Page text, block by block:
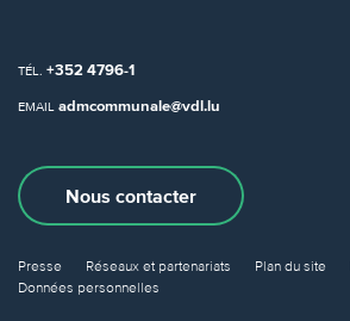
TÉL. +352 4796-1
EMAIL admcommunale@vdl.lu
Nous contacter
Presse Réseaux et partenariats Plan du site
Données personnelles